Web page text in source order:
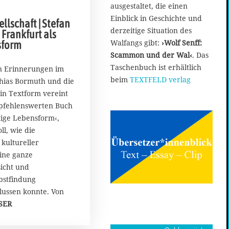
| Stefan
als
Erinnerungen im
Bormuth und die
in Textform vereint
Buch
Lebensform‹,
wie die
kultureller
ganze
und
konnte. Von
ausgestaltet, die einen
Einblick in Geschichte und
derzeitige Situation des
Walfangs gibt: ›Wolf Senff:
Scammon und der Wal‹. Das
Taschenbuch ist erhältlich
beim TEXTFELD verlag